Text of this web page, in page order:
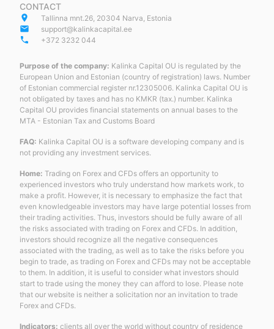
CONTACT
place Tallinna mnt.26, 20304 Narva, Estonia
email support@kalinkacapital.ee
phone +372 3232 044
Purpose of the company: Kalinka Capital OU is regulated by the
European Union and Estonian (country of registration) laws. Number
of Estonian commercial register nr.12305006. Kalinka Capital OU is
not obligated by taxes and has no KMKR (tax.) number. Kalinka
Capital OU provides financial statements on annual bases to the
MTA - Estonian Tax and Customs Board
FAQ: Kalinka Capital OU is a software developing company and is
not providing any investment services.
Home: Trading on Forex and CFDs offers an opportunity to
experienced investors who truly understand how markets work, to
make a profit. However, it is necessary to emphasize the fact that
even knowledgeable investors may have large potential losses from
their trading activities. Thus, investors should be fully aware of all
the risks associated with trading on Forex and CFDs. In addition,
investors should recognize all the negative consequences
associated with the trading, as well as to take the risks before you
begin to trade, as trading on Forex and CFDs may not be acceptable
to them. In addition, it is useful to consider what investors should
start to trade using the money they can afford to lose. Please note
that our website is neither a solicitation nor an invitation to trade
Forex and CFDs.
Indicators: clients all over the world without country of residence